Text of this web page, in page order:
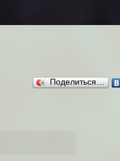
Поделиться…